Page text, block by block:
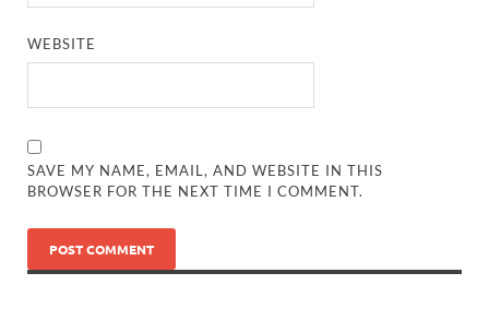
WEBSITE
SAVE MY NAME, EMAIL, AND WEBSITE IN THIS
BROWSER FOR THE NEXT TIME I COMMENT.